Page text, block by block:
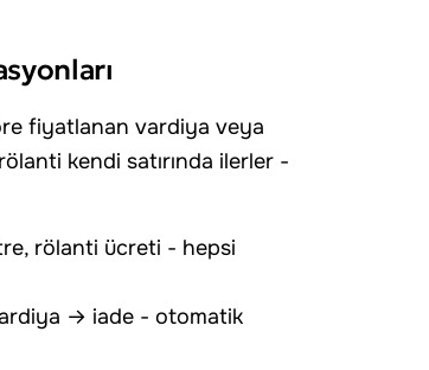
fiyatlanan vardiya veya
kendi satırında ilerler -
rölanti ücreti - hepsi
→ iade - otomatik